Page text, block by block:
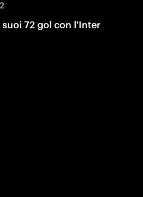
suoi 72 gol con l'Inter